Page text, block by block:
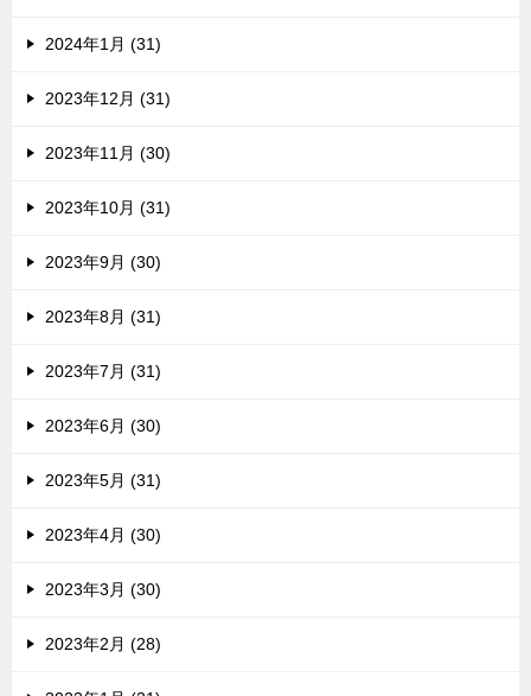
2024年1月 (31)
2023年12月 (31)
2023年11月 (30)
2023年10月 (31)
2023年9月 (30)
2023年8月 (31)
2023年7月 (31)
2023年6月 (30)
2023年5月 (31)
2023年4月 (30)
2023年3月 (30)
2023年2月 (28)